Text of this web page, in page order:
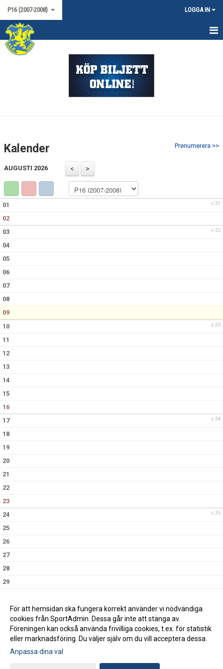
P16 (2007-2008) LOGGA IN
HEM
Prenumerera >>
Kalender
AUGUSTI 2026
v.31
01
02
v.32
03
04
05
06
07
08
09
v.33
10
11
12
13
14
15
16
v.34
17
18
19
20
21
22
23
v.35
24
25
26
27
28
29
Gå till Webbversion
För att hemsidan ska fungera korrekt använder vi nödvändiga
cookies från SportAdmin. Dessa går inte att stänga av.
Föreningen kan också använda frivilliga cookies, t.ex. för statistik
eller marknadsföring. Du väljer själv om du vill acceptera dessa.
Anpassa dina val